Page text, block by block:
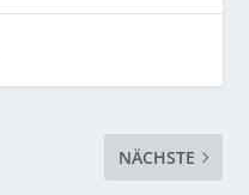
NÄCHSTE